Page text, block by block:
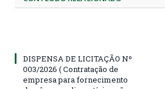
DISPENSA DE LICITAÇÃO Nº
003/2026 ( Contratação de
empresa para fornecimento